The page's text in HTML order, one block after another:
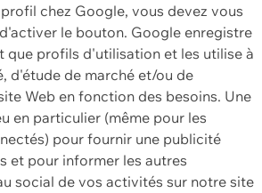
chez Google, vous devez vous
le bouton. Google enregistre
que profils d'utilisation et les utilise à
d'étude de marché et/ou de
Web en fonction des besoins. Une
en particulier (même pour les
pour fournir une publicité
et pour informer les autres
social de vos activités sur notre site